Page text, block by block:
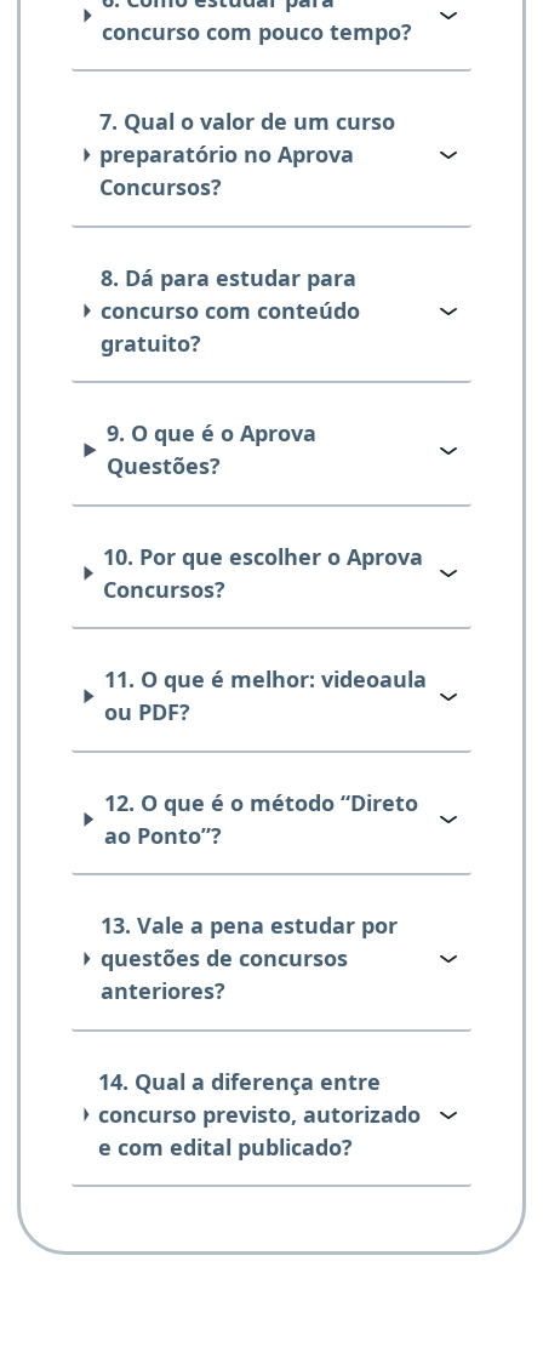
concurso com pouco tempo?
7. Qual o valor de um curso
preparatório no Aprova
Concursos?
8. Dá para estudar para
concurso com conteúdo
gratuito?
9. O que é o Aprova
Questões?
10. Por que escolher o Aprova
Concursos?
11. O que é melhor: videoaula
ou PDF?
12. O que é o método “Direto
ao Ponto”?
13. Vale a pena estudar por
questões de concursos
anteriores?
14. Qual a diferença entre
concurso previsto, autorizado
e com edital publicado?